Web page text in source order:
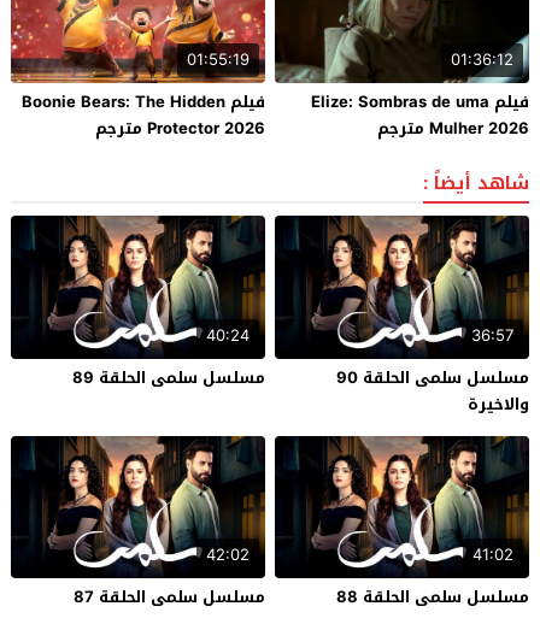
01:36:12
فيلم Elize: Sombras de uma
Mulher 2026 مترجم
01:55:19
فيلم Boonie Bears: The Hidden
Protector 2026 مترجم
شاهد أيضاً :
36:57
مسلسل سلمى الحلقة 90
والاخيرة
40:24
مسلسل سلمى الحلقة 89
41:02
مسلسل سلمى الحلقة 88
42:02
مسلسل سلمى الحلقة 87